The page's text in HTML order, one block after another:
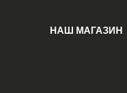
НАШ МАГАЗИН